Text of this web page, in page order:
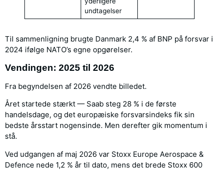
undtagelser
Til sammenligning brugte Danmark 2,4 % af BNP på forsvar i
2024 ifølge NATO’s egne opgørelser.
Vendingen: 2025 til 2026
Fra begyndelsen af 2026 vendte billedet.
Året startede stærkt — Saab steg 28 % i de første
handelsdage, og det europæiske forsvarsindeks fik sin
bedste årsstart nogensinde. Men derefter gik momentum i
stå.
Ved udgangen af maj 2026 var Stoxx Europe Aerospace &
Defence nede 1,2 % år til dato, mens det brede Stoxx 600